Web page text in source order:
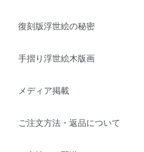
復刻版浮世絵の秘密
手摺り浮世絵木版画
メディア掲載
ご注文方法・返品について